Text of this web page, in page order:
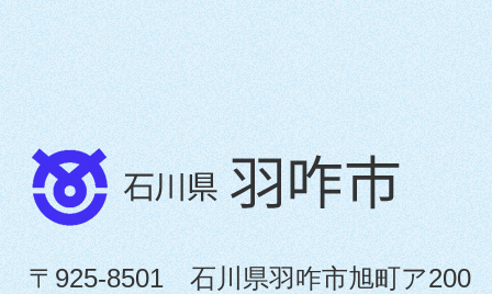
〒925-8501 石川県羽咋市旭町ア200